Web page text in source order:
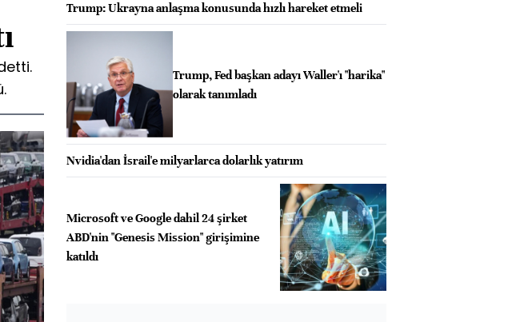
Trump: Ukrayna anlaşma konusunda hızlı hareket etmeli
Trump, Fed başkan adayı Waller'ı "harika"
olarak tanımladı
Nvidia'dan İsrail'e milyarlarca dolarlık yatırım
Microsoft ve Google dahil 24 şirket
ABD'nin "Genesis Mission" girişimine
katıldı